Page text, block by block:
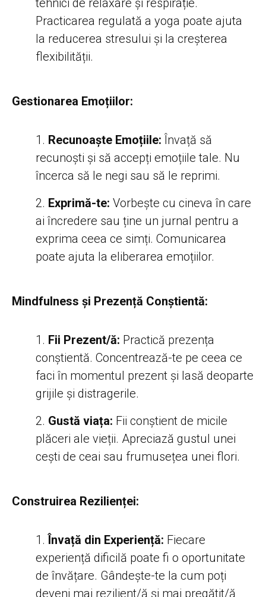
Practicarea regulată a yoga poate ajuta
la reducerea stresului și la creșterea
flexibilității.
Gestionarea Emoțiilor:
Recunoaște Emoțiile: Învață să
recunoști și să accepți emoțiile tale. Nu
încerca să le negi sau să le reprimi.
Exprimă-te: Vorbește cu cineva în care
ai încredere sau ține un jurnal pentru a
exprima ceea ce simți. Comunicarea
poate ajuta la eliberarea emoțiilor.
Mindfulness și Prezență Conștientă:
Fii Prezent/ă: Practică prezența
conștientă. Concentrează-te pe ceea ce
faci în momentul prezent și lasă deoparte
grijile și distragerile.
Gustă viața: Fii conștient de micile
plăceri ale vieții. Apreciază gustul unei
cești de ceai sau frumusețea unei flori.
Construirea Rezilienței:
Învață din Experiență: Fiecare
experiență dificilă poate fi o oportunitate
de învățare. Gândește-te la cum poți
deveni mai rezilient/ă și mai pregătit/ă